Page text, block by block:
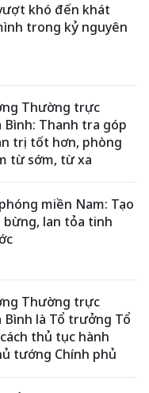
khó đến khát
trong kỷ nguyên
Thường trực
Bình: Thanh tra góp
trị tốt hơn, phòng
từ sớm, từ xa
miền Nam: Tạo
lan tỏa tinh
Thường trực
Bình là Tổ trưởng Tổ
thủ tục hành
tướng Chính phủ